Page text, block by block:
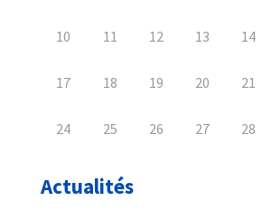
10 11 12 13 14
17 18 19 20 21
24 25 26 27 28
Actualités